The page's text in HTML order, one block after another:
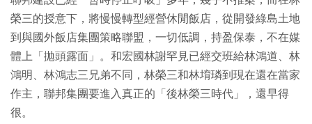
榮三的授意下，將慢慢轉型經營休閒飯店，從開發綠島土地
到與國外飯店集團策略聯盟，一切低調，持盈保泰，不在媒
體上「拋頭露面」。和宏國林謝罕見已經交班給林鴻道、林
鴻明、林鴻志三兄弟不同，林榮三和林堉璘到現在還在當家
作主，聯邦集團要進入真正的「後林榮三時代」，還早得
很。